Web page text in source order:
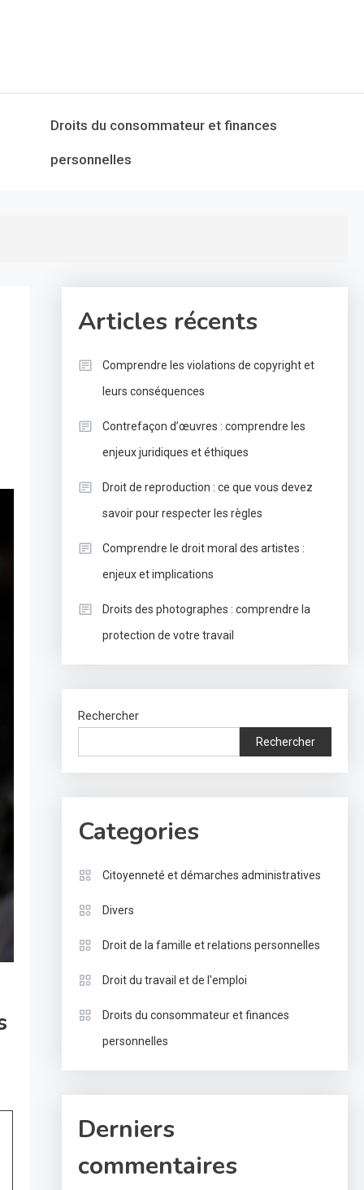
Droits du consommateur et finances
personnelles
Articles récents
Comprendre les violations de copyright et
leurs conséquences
Contrefaçon d’œuvres : comprendre les
enjeux juridiques et éthiques
Droit de reproduction : ce que vous devez
savoir pour respecter les règles
Comprendre le droit moral des artistes :
enjeux et implications
Droits des photographes : comprendre la
protection de votre travail
Rechercher
Rechercher
Categories
Citoyenneté et démarches administratives
Divers
Droit de la famille et relations personnelles
Droit du travail et de l'emploi
Droits du consommateur et finances
personnelles
Derniers
commentaires